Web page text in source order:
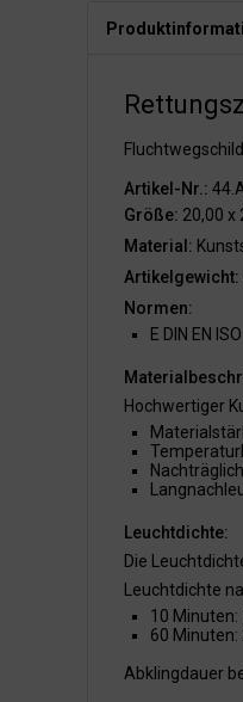
Artikel-Nr.:
Größe: 20,00 x
Material:
Artikelgewicht:
Normen:
E DIN EN
Hochwertiger
Leuchtdichte:
Die
Leuchtdichte
10
60
Abklingdauer